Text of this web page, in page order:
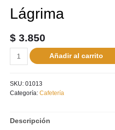
Lágrima
$ 3.850
Añadir al carrito
SKU: 01013
Categoría: Cafetería
Descripción